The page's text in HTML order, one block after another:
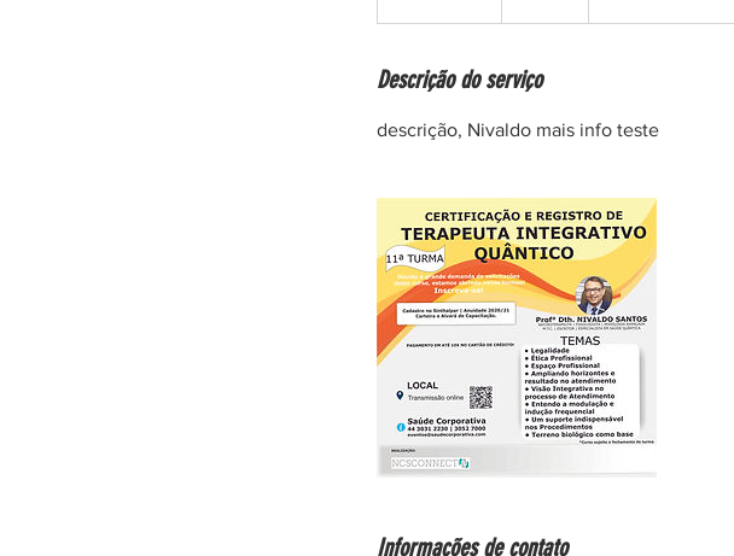
e
r
o
Descrição do serviço
descrição, Nivaldo mais info teste
Informações de contato